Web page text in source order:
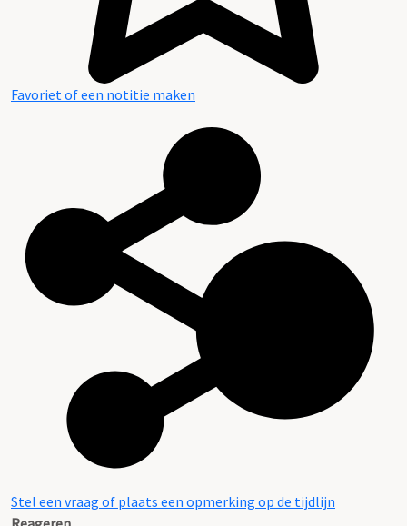
Favoriet of een notitie maken
Stel een vraag of plaats een opmerking op de tijdlijn